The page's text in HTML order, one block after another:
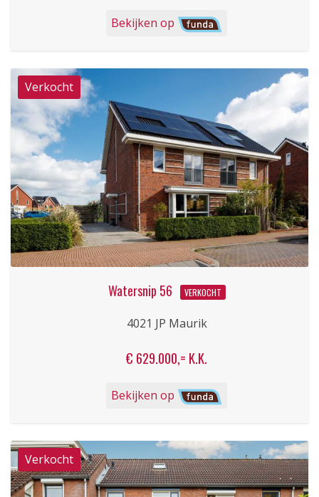
Bekijken op
Watersnip 56 VERKOCHT
4021 JP Maurik
€ 629.000,= K.K.
Bekijken op